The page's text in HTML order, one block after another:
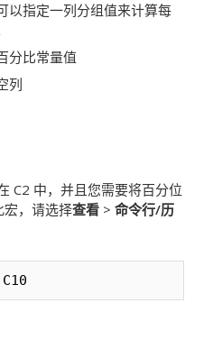
以指定一列分组值来计算每
分比常量值
列
C2 中，并且您需要将百分位
宏，请选择查看 > 命令行/历